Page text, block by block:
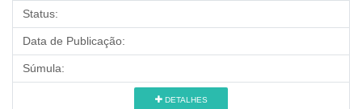
Status:
Data de Publicação:
Súmula:
DETALHES